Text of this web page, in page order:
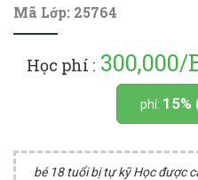
Mã Lớp: 25764
Học phí : 300,000/
phí: 15%
bé 18 tuổi bị tự kỹ Học được